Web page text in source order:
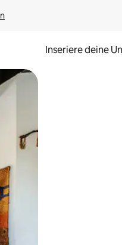
Inseriere deine
oder Wischgesten.